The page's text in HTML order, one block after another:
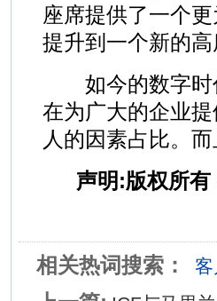
座席提供了一个
提升到一个新的高
如今的数字时
在为广大的企业
人的因素占比。
声明:版权所有
相关热词搜索： 客